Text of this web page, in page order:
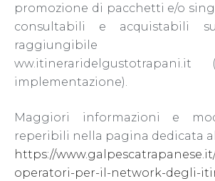
promozione di pacchetti e/o
consultabili e acquistabili
raggiungibile
implementazione).
Maggiori informazioni e
reperibili nella pagina dedicata
https://
operatori-per-il-network-degli-